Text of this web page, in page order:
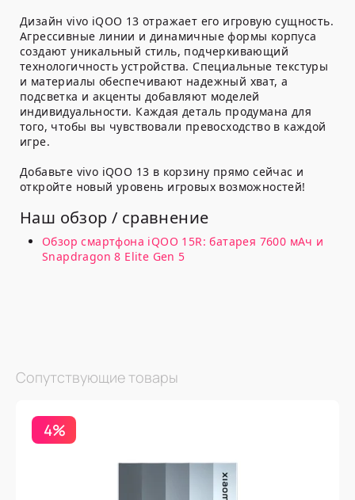
Дизайн vivo iQOO 13 отражает его игровую сущность.
Агрессивные линии и динамичные формы корпуса
создают уникальный стиль, подчеркивающий
технологичность устройства. Специальные текстуры
и материалы обеспечивают надежный хват, а
подсветка и акценты добавляют моделей
индивидуальности. Каждая деталь продумана для
того, чтобы вы чувствовали превосходство в каждой
игре.
Добавьте vivo iQOO 13 в корзину прямо сейчас и
откройте новый уровень игровых возможностей!
Наш обзор / сравнение
Обзор смартфона iQOO 15R: батарея 7600 мАч и
Snapdragon 8 Elite Gen 5
Сопутствующие товары
4%